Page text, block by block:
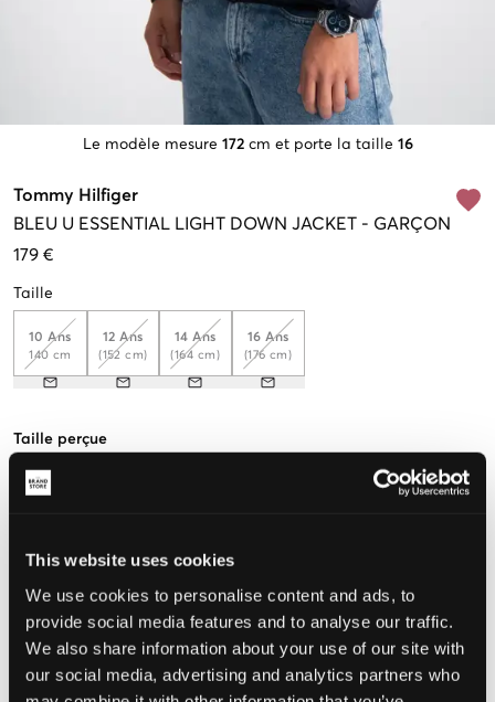
This website uses cookies
We use cookies to personalise content and ads, to
provide social media features and to analyse our traffic.
We also share information about your use of our site with
our social media, advertising and analytics partners who
Le modèle mesure 172 cm et porte la taille 16
Tommy Hilfiger
BLEU U ESSENTIAL LIGHT DOWN JACKET - GARÇON
179 €
Taille
10 Ans
140 cm
12 Ans
(152 cm)
14 Ans
(164 cm)
16 Ans
(176 cm)
Taille perçue
Petit Grande
CHOISIR LA TAILLE
Livraison gratuite à partir de 69 €
Garantie de remboursement pendant 60 jours
Livraisons rapides